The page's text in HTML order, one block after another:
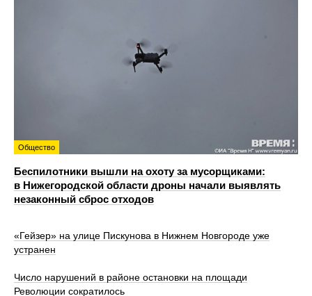
Общество
Беспилотники вышли на охоту за мусорщиками:
в Нижегородской области дроны начали выявлять
незаконный сброс отходов
«Гейзер» на улице Пискунова в Нижнем Новгороде уже
устранен
Число нарушений в районе остановки на площади
Революции сократилось